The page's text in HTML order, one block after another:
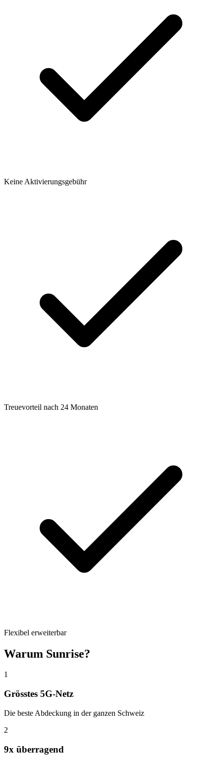
Keine Aktivierungsgebühr
Treuevorteil nach 24 Monaten
Flexibel erweiterbar
Warum Sunrise?
1
Grösstes 5G-Netz
Die beste Abdeckung in der ganzen Schweiz
2
9x überragend